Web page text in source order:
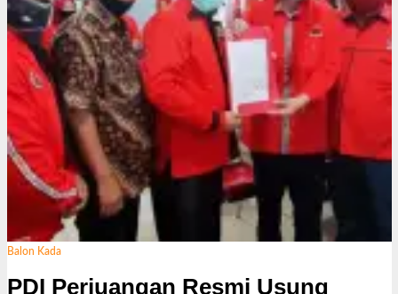
Balon Kada
PDI Perjuangan Resmi Usung